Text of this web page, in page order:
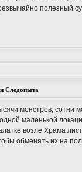
полезный
Следопыта
монстров, сотни
маленькой
возле Храма
обменять их на